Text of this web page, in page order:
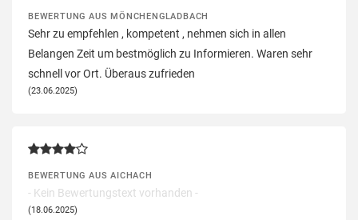
BEWERTUNG AUS MÖNCHENGLADBACH
Sehr zu empfehlen , kompetent , nehmen sich in allen
Belangen Zeit um bestmöglich zu Informieren. Waren sehr
schnell vor Ort. Überaus zufrieden
(23.06.2025)
BEWERTUNG AUS AICHACH
- Kein Bewertungstext vorhanden -
(18.06.2025)